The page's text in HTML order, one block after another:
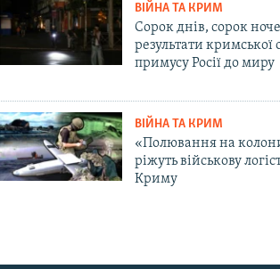
ВІЙНА ТА КРИМ
Сорок днів, сорок
результати кримської
примусу Росії до миру
ВІЙНА ТА КРИМ
«Полювання на
ріжуть військову
Криму